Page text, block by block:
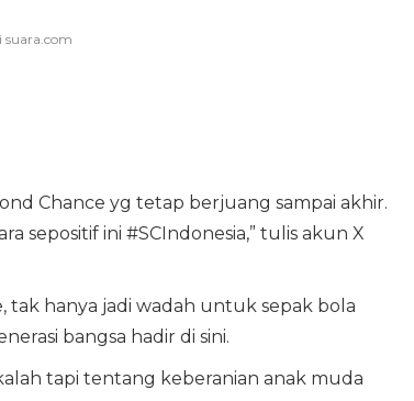
Chance yg tetap berjuang sampai akhir.
sepositif ini #SCIndonesia,” tulis akun X
tak hanya jadi wadah untuk sepak bola
bangsa hadir di sini.
tapi tentang keberanian anak muda